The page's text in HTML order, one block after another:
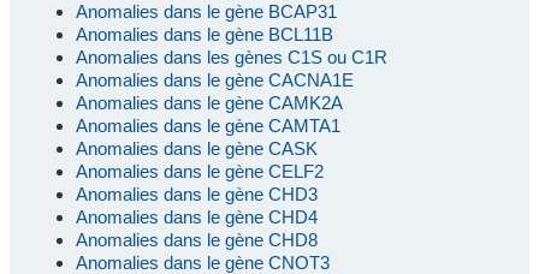
Anomalies dans le gène BCAP31
Anomalies dans le gène BCL11B
Anomalies dans les gènes C1S ou C1R
Anomalies dans le gène CACNA1E
Anomalies dans le gène CAMK2A
Anomalies dans le gène CAMTA1
Anomalies dans le gène CASK
Anomalies dans le gène CELF2
Anomalies dans le gène CHD3
Anomalies dans le gène CHD4
Anomalies dans le gène CHD8
Anomalies dans le gène CNOT3